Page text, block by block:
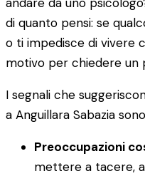
andare da uno
di quanto pensi: se
o ti impedisce di vivere
motivo per chiedere un
I segnali che
a Anguillara Sabazia
Preoccupazioni
mettere a tacere,